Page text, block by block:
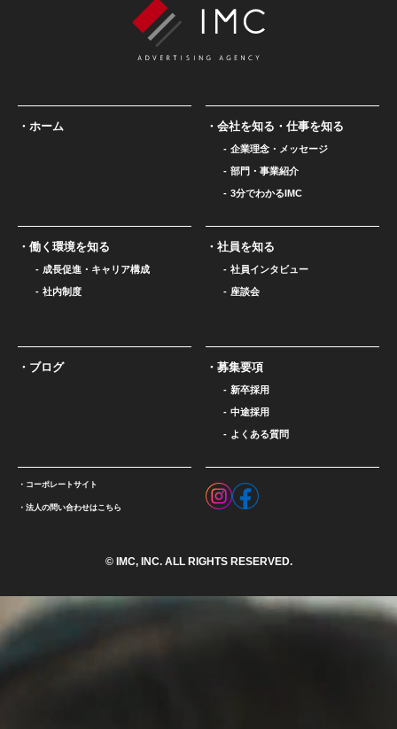
ホーム 会社を知る・仕事を知る
企業理念・メッセージ
部門・事業紹介
3分でわかるIMC
働く環境を知る
成長促進・キャリア構成
社内制度
社員を知る
社員インタビュー
座談会
ブログ 募集要項
新卒採用
中途採用
よくある質問
コーポレートサイト
法人の問い合わせはこちら
© IMC, INC. ALL RIGHTS RESERVED.